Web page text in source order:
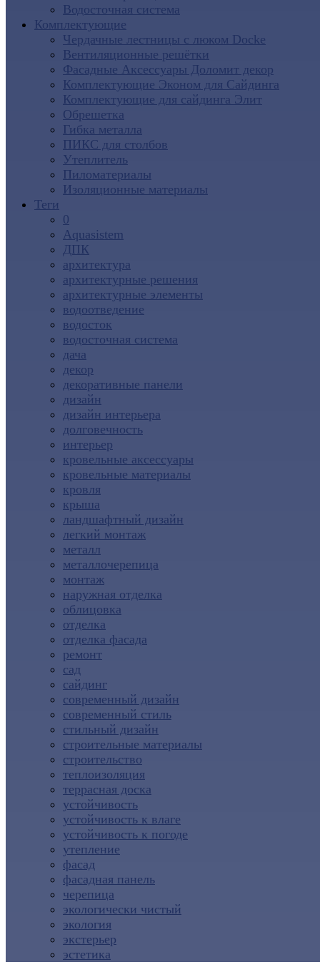
Водосточная система
Комплектующие
Чердачные лестницы с люком Docke
Вентиляционные решётки
Фасадные Аксессуары Доломит декор
Комплектующие Эконом для Сайдинга
Комплектующие для cайдинга Элит
Обрешетка
Гибка металла
ПИКС для столбов
Утеплитель
Пиломатериалы
Изоляционные материалы
Теги
0
Aquasistem
ДПК
архитектура
архитектурные решения
архитектурные элементы
водоотведение
водосток
водосточная система
дача
декор
декоративные панели
дизайн
дизайн интерьера
долговечность
интерьер
кровельные аксессуары
кровельные материалы
кровля
крыша
ландшафтный дизайн
легкий монтаж
металл
металлочерепица
монтаж
наружная отделка
облицовка
отделка
отделка фасада
ремонт
сад
сайдинг
современный дизайн
современный стиль
стильный дизайн
строительные материалы
строительство
теплоизоляция
террасная доска
устойчивость
устойчивость к влаге
устойчивость к погоде
утепление
фасад
фасадная панель
черепица
экологически чистый
экология
экстерьер
эстетика